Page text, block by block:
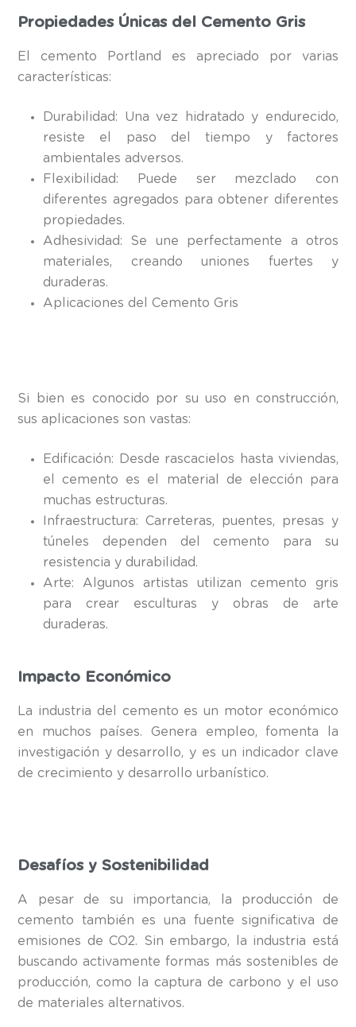
Propiedades Únicas del Cemento Gris
El cemento Portland es apreciado por varias
características:
Durabilidad: Una vez hidratado y endurecido,
resiste el paso del tiempo y factores
ambientales adversos.
Flexibilidad: Puede ser mezclado con
diferentes agregados para obtener diferentes
propiedades.
Adhesividad: Se une perfectamente a otros
materiales, creando uniones fuertes y
duraderas.
Aplicaciones del Cemento Gris
Si bien es conocido por su uso en construcción,
sus aplicaciones son vastas:
Edificación: Desde rascacielos hasta viviendas,
el cemento es el material de elección para
muchas estructuras.
Infraestructura: Carreteras, puentes, presas y
túneles dependen del cemento para su
resistencia y durabilidad.
Arte: Algunos artistas utilizan cemento gris
para crear esculturas y obras de arte
duraderas.
Impacto Económico
La industria del cemento es un motor económico
en muchos países. Genera empleo, fomenta la
investigación y desarrollo, y es un indicador clave
de crecimiento y desarrollo urbanístico.
Desafíos y Sostenibilidad
A pesar de su importancia, la producción de
cemento también es una fuente significativa de
emisiones de CO2. Sin embargo, la industria está
buscando activamente formas más sostenibles de
producción, como la captura de carbono y el uso
de materiales alternativos.